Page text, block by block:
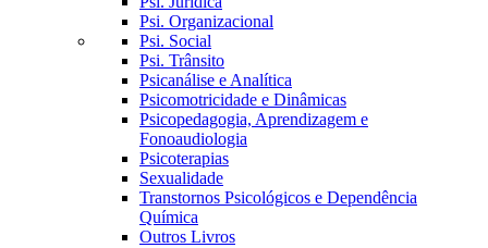
Psi. Organizacional
Psi. Social
Psi. Trânsito
Psicanálise e Analítica
Psicomotricidade e Dinâmicas
Psicopedagogia, Aprendizagem e
Fonoaudiologia
Psicoterapias
Sexualidade
Transtornos Psicológicos e Dependência
Química
Outros Livros